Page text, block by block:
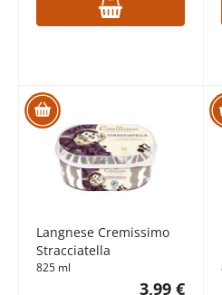
Langnese Cremissimo
Stracciatella
825 ml
3,99 €